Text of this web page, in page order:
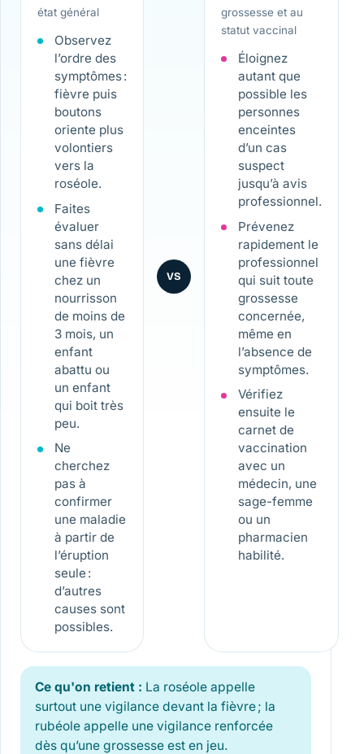
état général
Observez
l’ordre des
symptômes :
fièvre puis
boutons
oriente plus
volontiers
vers la
roséole.
Faites
évaluer
sans délai
une fièvre
chez un
nourrisson
de moins de
3 mois, un
enfant
abattu ou
un enfant
qui boit très
peu.
Ne
cherchez
pas à
confirmer
une maladie
à partir de
l’éruption
seule :
d’autres
causes sont
possibles.
VS
grossesse et au
statut vaccinal
Éloignez
autant que
possible les
personnes
enceintes
d’un cas
suspect
jusqu’à avis
professionnel.
Prévenez
rapidement le
professionnel
qui suit toute
grossesse
concernée,
même en
l’absence de
symptômes.
Vérifiez
ensuite le
carnet de
vaccination
avec un
médecin, une
sage-femme
ou un
pharmacien
habilité.
Ce qu'on retient : La roséole appelle
surtout une vigilance devant la fièvre ; la
rubéole appelle une vigilance renforcée
dès qu’une grossesse est en jeu.